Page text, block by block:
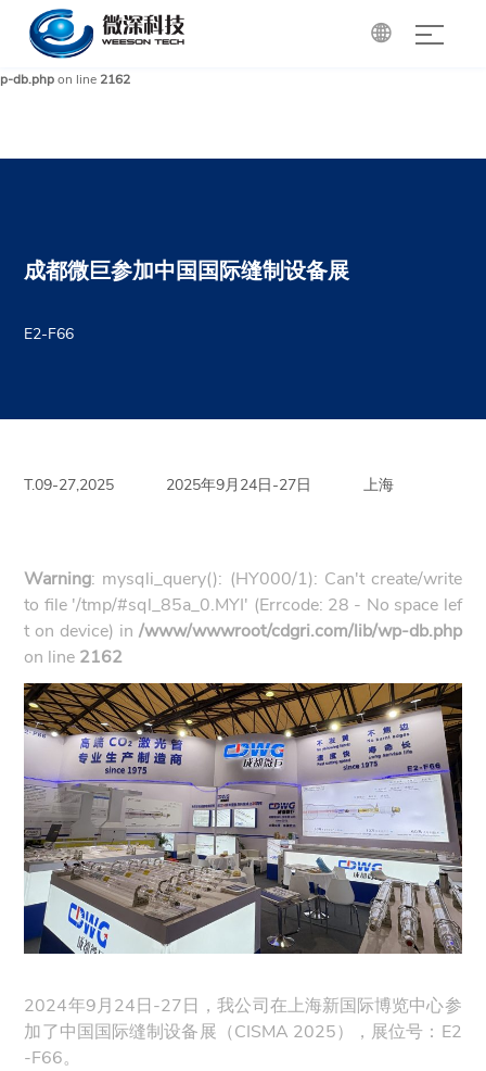
Warning: mysqli_query(): (HY000/1): Can't create/write to file '/tmp/#sql_85a_0.MYI'
(Errcode: 28 - No space left on device) in
p-db.phpon line 2162

成都微巨参加中国国际缝制设备展
E2-F66
T.09-27,2025 2025年9月24日-27日 上海
Warning: mysqli_query(): (HY000/1): Can't create/write
to file '/tmp/#sql_85a_0.MYI' (Errcode: 28 - No space lef
t on device) in /www/wwwroot/cdgri.com/lib/wp-db.php
on line 2162
2024年9月24日-27日，我公司在上海新国际博览中心参
加了中国国际缝制设备展（CISMA 2025），展位号：E2
-F66。